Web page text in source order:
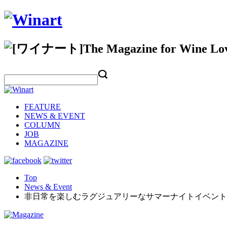
FEATURE
NEWS & EVENT
COLUMN
JOB
MAGAZINE
Top
News & Event
非日常を楽しむラグジュアリーなサマーナイトイベン